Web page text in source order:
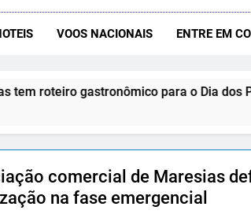
VOOS NACIONAIS ENTRE EM
para o Dia dos Pais
comercial de Maresias
na fase emergencial